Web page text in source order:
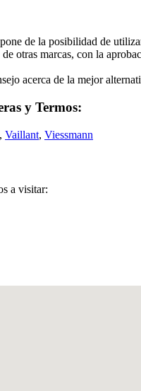
de la posibilidad de
otras marcas, con la
acerca de la mejor
y Termos:
, Vaillant, Viessmann
a visitar: